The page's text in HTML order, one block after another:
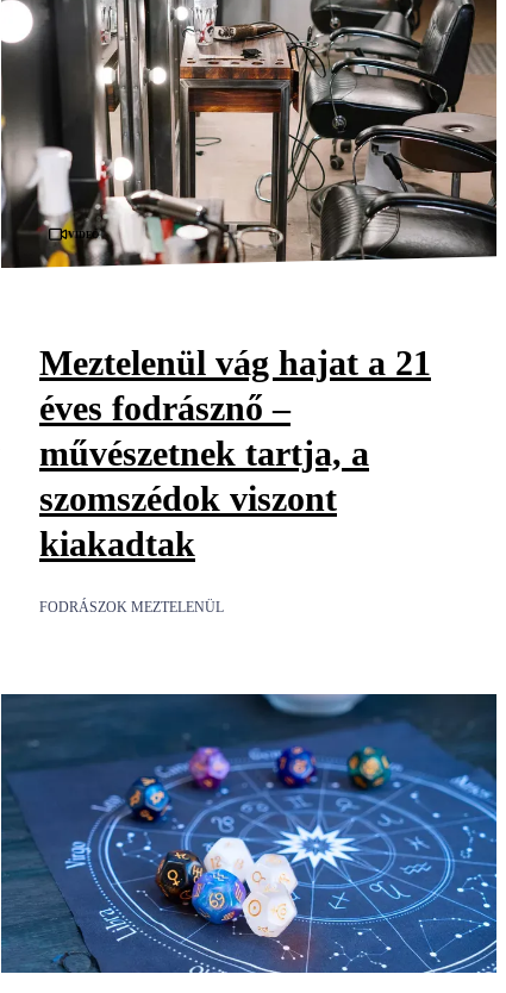
Videó
Meztelenül vág hajat a 21
éves fodrásznő –
művészetnek tartja, a
szomszédok viszont
kiakadtak
FODRÁSZOK MEZTELENÜL